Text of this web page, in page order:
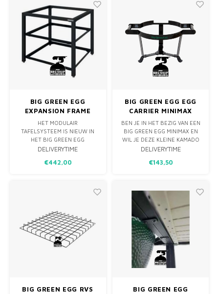
SAMEN DOOR HET EXPANSION
FRAME TE KOPPELEN AAN DIT
BASIS FRAM
IN TOTAAL 6 WIELEN NODIG: 4
BIG GREEN EGG
EXPANSION FRAME
HET MODULAIR
TAFELSYSTEEM IS NIEUW IN
HET BIG GREEN EGG
ASSORTIMENT. DIT IS HET
KUNT KOPPELEN AAN HET
BUITENKEUKEN SAMEN MET
EEN PRACHTIG MODULAIR TAFE
DELIVERYTIME
€442,00
BIG GREEN EGG EGG
CARRIER MINIMAX
BEN JE IN HET BEZIG VAN EEN
BIG GREEN EGG MINIMAX EN
WIL JE DEZE KLEINE KAMADO
GRAAG MEENEMEN, NAAR
ADRES? DAN BIEDT DE EGG
ERG HANDIGE DRAAGBEUGEL
VOOR HET GEMAKKELIJK
VERVOEREN
DELIVERYTIME
€143,50
BIG GREEN EGG RVS
BIG GREEN EGG